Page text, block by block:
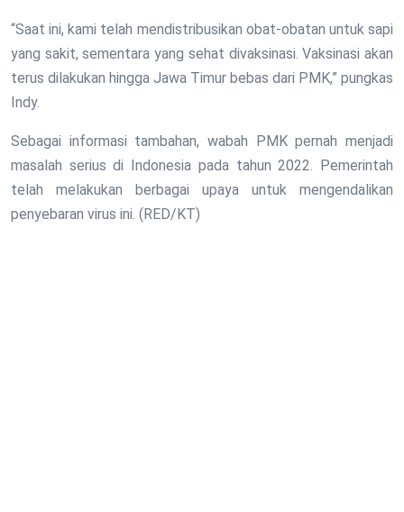
“Saat ini, kami telah mendistribusikan obat-obatan untuk sapi
yang sakit, sementara yang sehat divaksinasi. Vaksinasi akan
terus dilakukan hingga Jawa Timur bebas dari PMK,” pungkas
Indy.
Sebagai informasi tambahan, wabah PMK pernah menjadi
masalah serius di Indonesia pada tahun 2022. Pemerintah
telah melakukan berbagai upaya untuk mengendalikan
penyebaran virus ini. (RED/KT)